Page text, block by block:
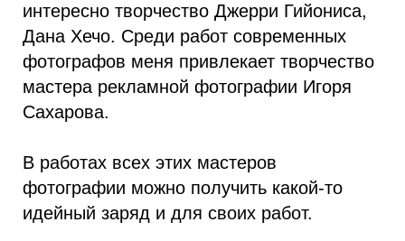
интересно творчество Джерри Гийониса,
Дана Хечо. Среди работ современных
фотографов меня привлекает творчество
мастера рекламной фотографии Игоря
Сахарова.
В работах всех этих мастеров
фотографии можно получить какой-то
идейный заряд и для своих работ.